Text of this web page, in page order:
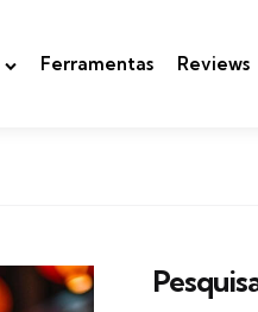
Ferramentas Reviews